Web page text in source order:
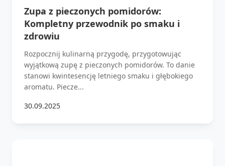
Zupa z pieczonych pomidorów:
Kompletny przewodnik po smaku i
zdrowiu
Rozpocznij kulinarną przygodę, przygotowując
wyjątkową zupę z pieczonych pomidorów. To danie
stanowi kwintesencję letniego smaku i głębokiego
aromatu. Piecze...
30.09.2025